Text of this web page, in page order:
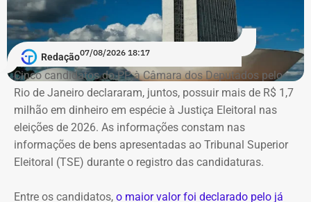
unidade fantasma de Manguinhos.
A Polícia Federal indica que a operação era feita de
fachada para não pagar o ICMS na chegada do
combustível ao país. Com a Refit postergava de
pagamentos de impostos, a empresa só deveria pagar o
tributo no momento da venda para o consumidor final,
algo que nunca foi feito, de acordo com a investigação.
*Com informações do blog do Octávio Guedes, do portal
Redação07/08/2026 18:17
Cinco candidatos do PP à Câmara dos Deputados pelo
Rio de Janeiro declararam, juntos, possuir mais de R$ 1,7
milhão em dinheiro em espécie à Justiça Eleitoral nas
eleições de 2026. As informações constam nas
informações de bens apresentadas ao Tribunal Superior
Eleitoral (TSE) durante o registro das candidaturas.
Entre os candidatos, o maior valor foi declarado pelo já